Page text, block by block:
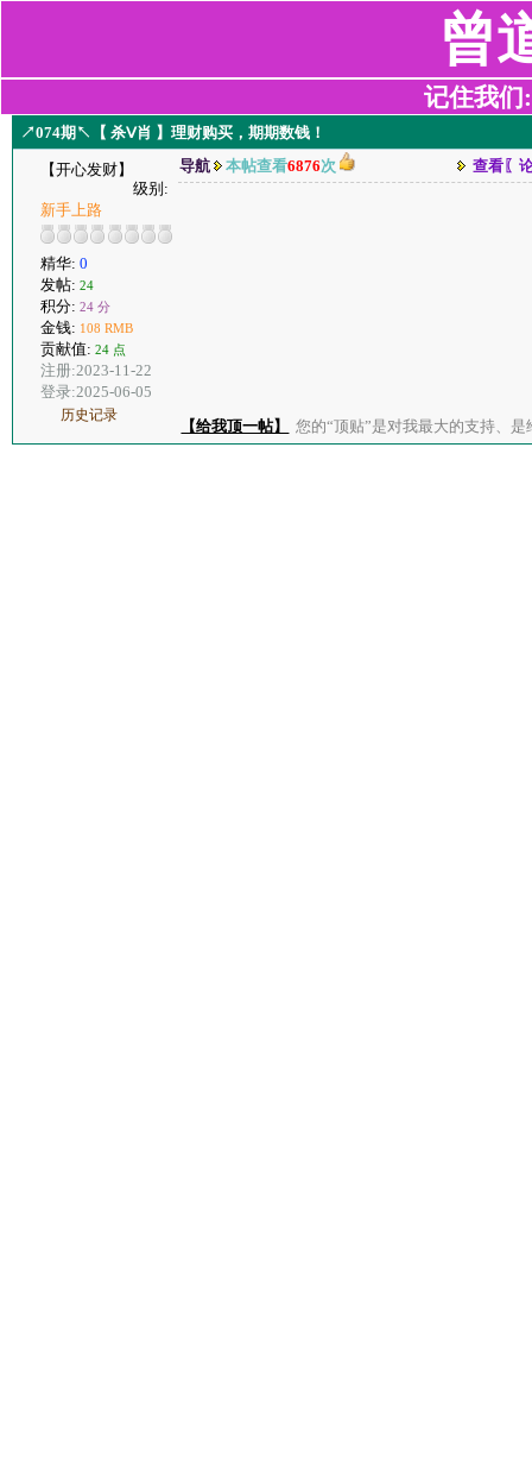
曾
记住我们
↗074期↖【 杀Ⅴ肖 】理财购买，期期数钱！
【开心发财】
级别:
新手上路
精华: 0
发帖: 24
积分: 24 分
金钱: 108 RMB
贡献值: 24 点
注册:2023-11-22
登录:2025-06-05
历史记录
导航 本帖查看6876次 查看〖
【给我顶一帖】 您的“顶贴”是对我最大的支持、